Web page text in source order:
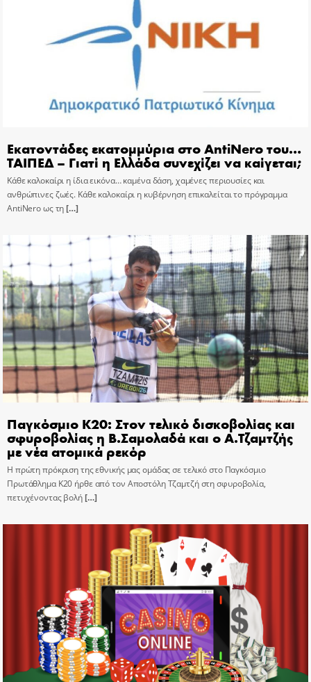
Εκατοντάδες εκατομμύρια στο AntiNero του…
ΤΑΙΠΕΔ – Γιατί η Ελλάδα συνεχίζει να καίγεται;
Κάθε καλοκαίρι η ίδια εικόνα… καμένα δάση, χαμένες περιουσίες και
ανθρώπινες ζωές. Κάθε καλοκαίρι η κυβέρνηση επικαλείται το πρόγραμμα
AntiNero ως τη[…]
Παγκόσμιο Κ20: Στον τελικό δισκοβολίας και
σφυροβολίας η Β.Σαμολαδά και ο Α.Τζαμτζής
με νέα ατομικά ρεκόρ
Η πρώτη πρόκριση της εθνικής μας ομάδας σε τελικό στο Παγκόσμιο
Πρωτάθλημα Κ20 ήρθε από τον Αποστόλη Τζαμτζή στη σφυροβολία,
πετυχένοντας βολή[…]